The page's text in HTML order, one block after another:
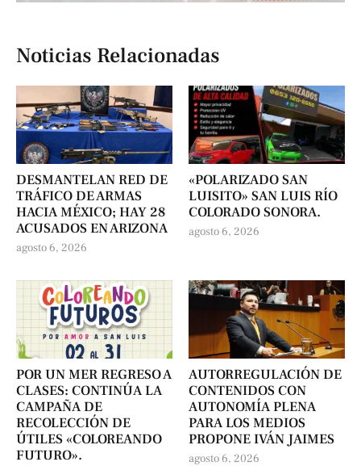
Noticias Relacionadas
DESMANTELAN RED DE
TRÁFICO DE ARMAS
HACIA MÉXICO; HAY 28
ACUSADOS EN ARIZONA
agosto 6, 2026
«POLARIZADO SAN
LUISITO» SAN LUIS RÍO
COLORADO SONORA.
agosto 6, 2026
POR UN MER REGRESO A
CLASES: CONTINÚA LA
CAMPAÑA DE
RECOLECCIÓN DE
ÚTILES «COLOREANDO
FUTURO».
AUTORREGULACIÓN DE
CONTENIDOS CON
AUTONOMÍA PLENA
PARA LOS MEDIOS
PROPONE IVÁN JAIMES
agosto 6, 2026